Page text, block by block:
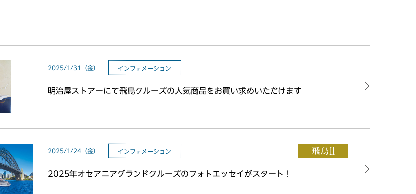
2025/1/31（金） インフォメーション
明治屋ストアーにて飛鳥クルーズの人気商品をお買い求めいただけます
2025/1/24（金） インフォメーション
2025年オセアニアグランドクルーズのフォトエッセイがスタート！